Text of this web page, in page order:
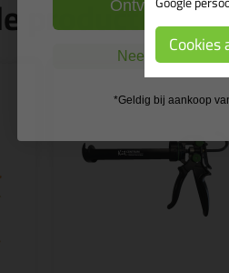
producten
Ontvang de
Nee, ik wil geen
*Geldig bij aankoop